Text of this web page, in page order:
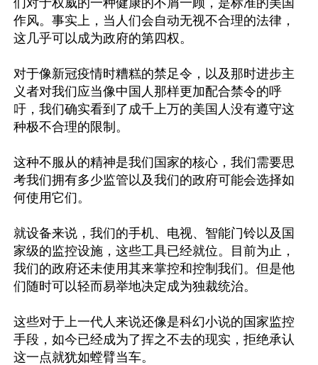
们对于权威的一种健康的不屑一顾，是标准的美国
作风。事实上，当人们会自动无视不合理的法律，
这几乎可以成为政府的第四权。
对于像新冠疫情时糟糕的禁足令，以及那时进步主
义者对我们应当像中国人那样更加配合禁令的呼
吁，我们确实看到了成千上万的美国人没有遵守这
种极不合理的限制。
这种不服从的精神是我们国家的核心，我们需要思
考我们拥有多少监管以及我们的政府可能会选择如
何使用它们。
就设备来说，我们的手机、电视、智能门铃以及国
家级的监控设施，这些工具已经就位。目前为止，
我们的政府还未使用其来掌控和控制我们。但是他
们随时可以轻而易举地决定成为独裁统治。
这些对于上一代人来说还像是科幻小说的国家监控
手段，如今已经成为了挥之不去的现实，拒绝承认
这一点就犹如螳臂当车。